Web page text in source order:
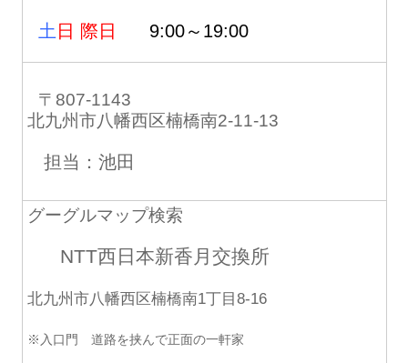
土 日 際日 9:00～19:00
〒807-1143
北九州市八幡西区楠橋南2-11-13
担当：池田
グーグルマップ検索
NTT西日本新香月交換所
北九州市八幡西区楠橋南1丁目8-16
※入口門 道路を挟んで正面の一軒家